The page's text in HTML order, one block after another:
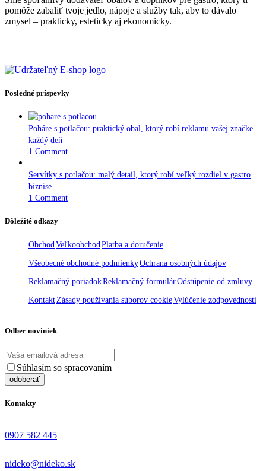
pomôže zabaliť tvoje jedlo, nápoje a služby tak, aby to dávalo
zmysel – prakticky, esteticky aj ekonomicky.
Posledné príspevky
Poháre s potlačou: praktický obal, ktorý robí reklamu vašej značke
každý deň
1 Comment
Servítky s potlačou: malý detail, ktorý robí veľký rozdiel v gastro
biznise
1 Comment
Dôležité odkazy
ObchodVeľkoobchodPlatba a doručenie
Všeobecné obchodné podmienkyOchrana osobných údajov
Reklamačný poriadokReklamačný formulárOdstúpenie od zmluvy
KontaktZásady používania súborov cookieVylúčenie zodpovednosti
Odber noviniek
Súhlasím so spracovaním
Kontakty
0907 582 445
nideko@nideko.sk